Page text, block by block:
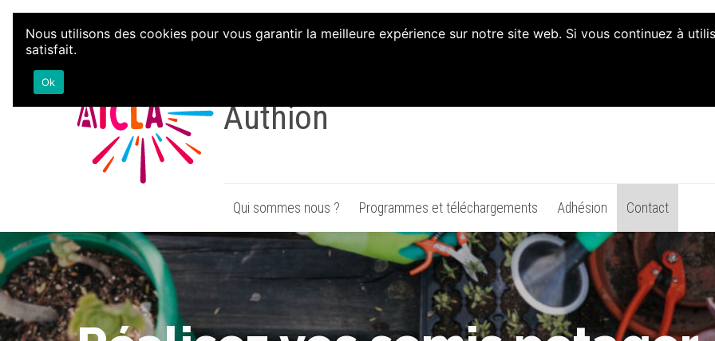
Aller au contenu
Authion
Qui sommes nous ? Programmes et téléchargements Adhésion Contact
Nous utilisons des cookies pour vous garantir la meilleure expérience sur notre site web. Si vous continuez à
satisfait.
Ok